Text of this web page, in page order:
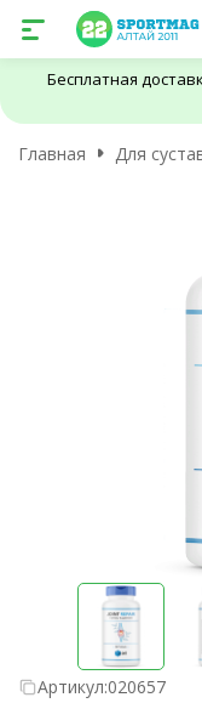
Бесплатная
Главная Для
Артикул:020657